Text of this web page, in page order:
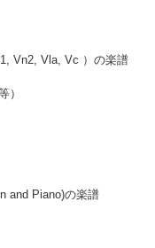
Vn2, Vla, Vc ）の楽譜
）
and Piano)の楽譜